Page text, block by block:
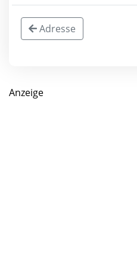
Adresse
Anzeige